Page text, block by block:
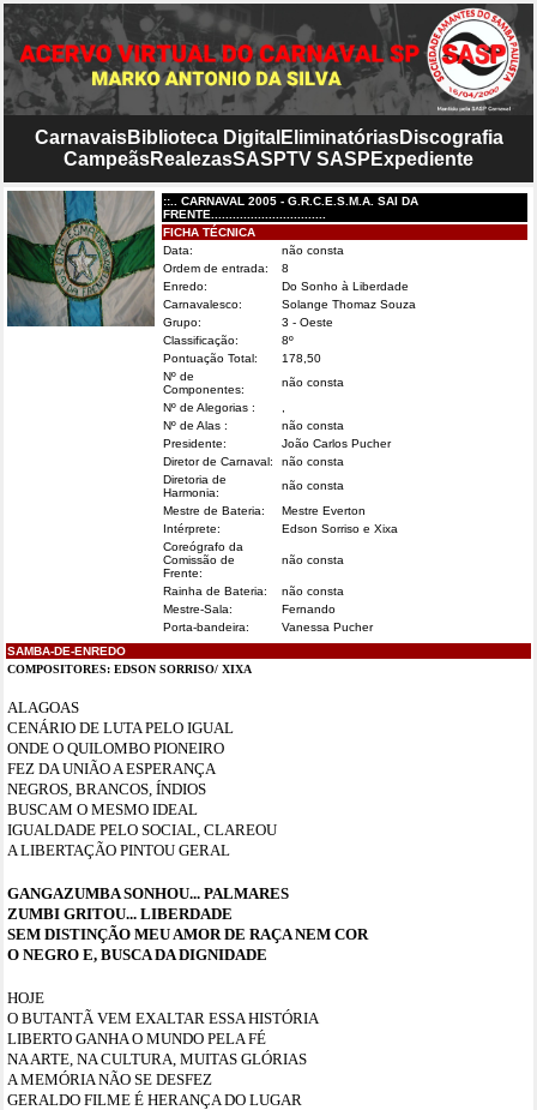
CarnavaisBiblioteca Digital EliminatóriasDiscografia
CampeãsRealezasSASPTV SASP Expediente
::.. CARNAVAL 2005 - G.R.C.E.S.M.A. SAI DA
FRENTE................................
FICHA TÉCNICA
Data:
não consta
Ordem de entrada:
8
Enredo:
Do Sonho à Liberdade
Carnavalesco:
Solange Thomaz Souza
Grupo:
3 - Oeste
Classificação:
8º
Pontuação Total:
178,50
Nº de
Componentes:
não consta
Nº de Alegorias :
Nº de Alas :
não consta
Presidente:
João Carlos Pucher
Diretor de Carnaval:
não consta
Diretoria de
Harmonia:
não consta
Mestre de Bateria:
Mestre Everton
Intérprete:
Edson Sorriso e Xixa
Coreógrafo da
Comissão de
Frente:
não consta
Rainha de Bateria:
não consta
Mestre-Sala:
Fernando
Porta-bandeira:
Vanessa Pucher
SAMBA-DE-ENREDO
COMPOSITORES: EDSON SORRISO/ XIXA
ALAGOAS
CENÁRIO DE LUTA PELO IGUAL
ONDE O QUILOMBO PIONEIRO
FEZ DA UNIÃO A ESPERANÇA
NEGROS, BRANCOS, ÍNDIOS
BUSCAM O MESMO IDEAL
IGUALDADE PELO SOCIAL, CLAREOU
A LIBERTAÇÃO PINTOU GERAL
GANGAZUMBA SONHOU... PALMARES
ZUMBI GRITOU... LIBERDADE
SEM DISTINÇÃO MEU AMOR DE RAÇA NEM COR
O NEGRO E, BUSCA DA DIGNIDADE
HOJE
O BUTANTÃ VEM EXALTAR ESSA HISTÓRIA
LIBERTO GANHA O MUNDO PELA FÉ
NA ARTE, NA CULTURA, MUITAS GLÓRIAS
A MEMÓRIA NÃO SE DESFEZ
GERALDO FILME É HERANÇA DO LUGAR